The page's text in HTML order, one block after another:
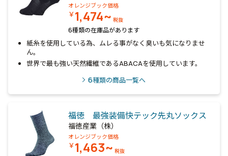
オレンジブック価格
￥1,474~ 税抜
6種類の在庫品があります
紙糸を使用している為、ムレる事がなく臭いも気になりませ
ん。
世界で最も強い天然繊維であるABACAを使用しています。
6種類の商品一覧へ
福徳 最強装備快テック先丸ソックス
福徳産業（株）
オレンジブック価格
￥1,463~ 税抜